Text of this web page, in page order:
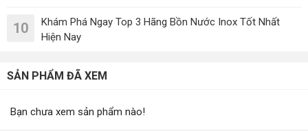
10
Khám Phá Ngay Top 3 Hãng Bồn Nước Inox Tốt Nhất
Hiện Nay
SẢN PHẨM ĐÃ XEM
Bạn chưa xem sản phẩm nào!